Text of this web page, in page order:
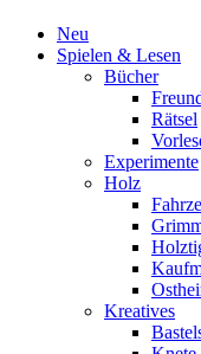
Neu
Spielen & Lesen
Bücher
Rätsel
Experimente
Holz
Kreatives